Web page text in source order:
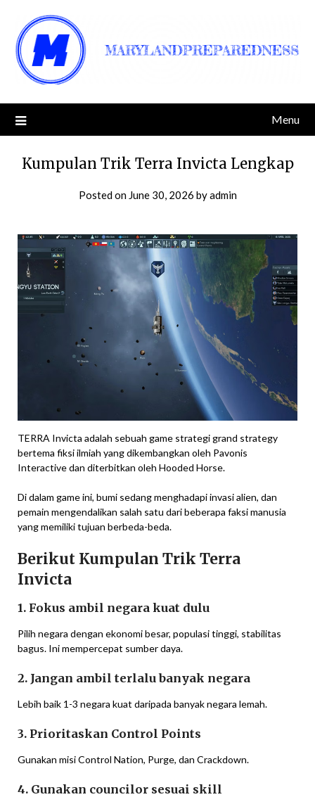
content
Menu
Kumpulan Trik Terra Invicta Lengkap
Posted on June 30, 2026 byadmin
TERRA Invicta adalah sebuah game strategi grand strategy
bertema fiksi ilmiah yang dikembangkan oleh Pavonis
Interactive dan diterbitkan oleh Hooded Horse.
Di dalam game ini, bumi sedang menghadapi invasi alien, dan
pemain mengendalikan salah satu dari beberapa faksi manusia
yang memiliki tujuan berbeda-beda.
Berikut Kumpulan Trik Terra
Invicta
1. Fokus ambil negara kuat dulu
Pilih negara dengan ekonomi besar, populasi tinggi, stabilitas
bagus. Ini mempercepat sumber daya.
2. Jangan ambil terlalu banyak negara
Lebih baik 1-3 negara kuat daripada banyak negara lemah.
3. Prioritaskan Control Points
Gunakan misi Control Nation, Purge, dan Crackdown.
4. Gunakan councilor sesuai skill